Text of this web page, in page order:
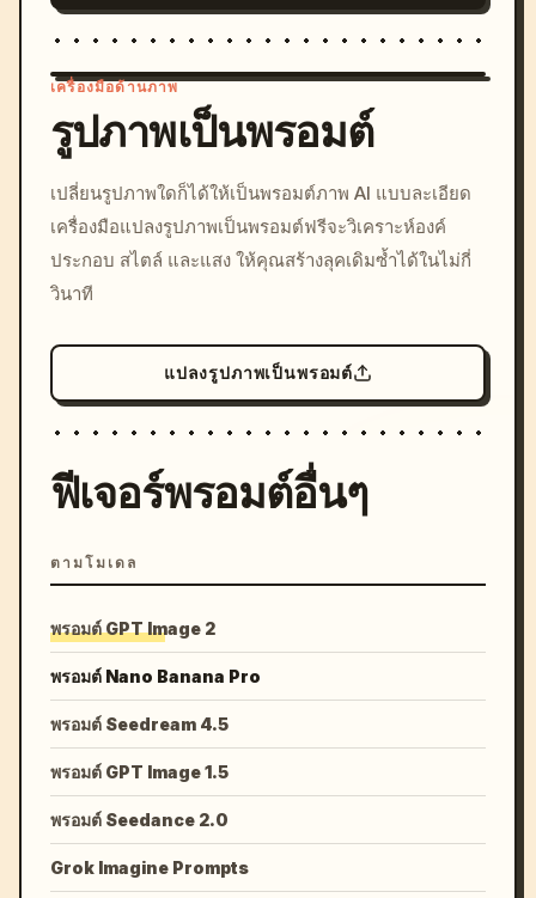
c, cyberpunk sunset, neon
colors, 8k --v 6.0
เครื่องมือด้านภาพ
รูปภาพเป็นพรอมต์
เปลี่ยนรูปภาพใดก็ได้ให้เป็นพรอมต์ภาพ AI แบบละเอียด
เครื่องมือแปลงรูปภาพเป็นพรอมต์ฟรีจะวิเคราะห์องค์
ประกอบ สไตล์ และแสง ให้คุณสร้างลุคเดิมซ้ำได้ในไม่กี่
วินาที
แปลงรูปภาพเป็นพรอมต์
ฟีเจอร์พรอมต์อื่นๆ
ตามโมเดล
พรอมต์ GPT Image 2
พรอมต์ Nano Banana Pro
พรอมต์ Seedream 4.5
พรอมต์ GPT Image 1.5
พรอมต์ Seedance 2.0
Grok Imagine Prompts